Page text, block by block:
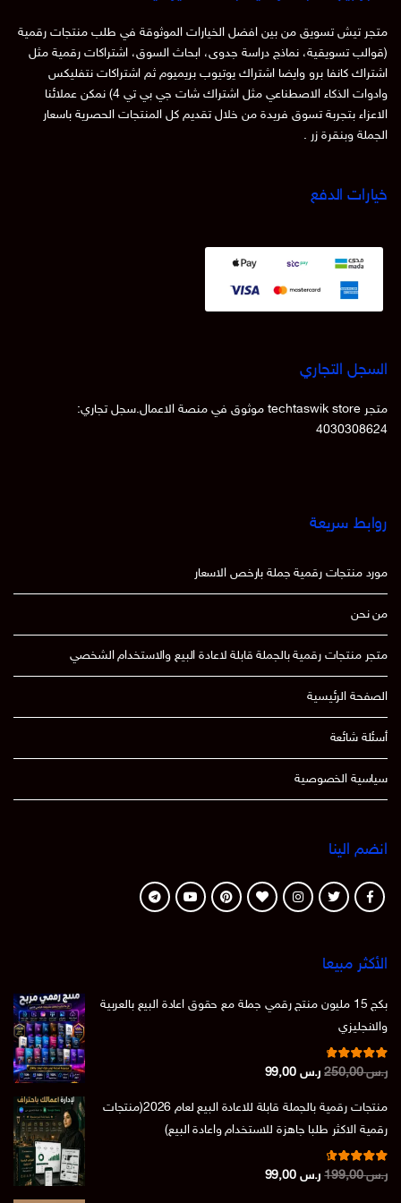
متجر تيش تسويق من بين افضل الخيارات الموثوقة في طلب منتجات رقمية
(قوالب تسويقية، نماذج دراسة جدوى، ابحاث السوق، اشتراكات رقمية مثل
اشتراك كانفا برو وايضا اشتراك يوتيوب بريميوم ثم اشتراكات نتفليكس
وادوات الذكاء الاصطناعي مثل اشتراك شات جي بي تي 4) نمكن عملائنا
الاعزاء بتجربة تسوق فريدة من خلال تقديم كل المنتجات الحصرية باسعار
الجملة وبنقرة زر .
خيارات الدفع
السجل التجاري
متجر techtaswik store موثوق في منصة الاعمال.سجل تجاري:
4030308624
روابط سريعة
مورد منتجات رقمية جملة بارخص الاسعار
من نحن
متجر منتجات رقمية بالجملة قابلة لاعادة البيع والاستخدام الشخصي
الصفحة الرئيسية
أسئلة شائعة
سياسية الخصوصية
انضم الينا
الأكثر مبيعا
بكج 15 مليون منتج رقمي جملة مع حقوق اعادة البيع بالعربية
والانجليزي
تم التقييم
4.86من 5ر.س250,00
السعر
هو:
ر.س 250,00.
ر.س 99,00
السعر
هو:
ر.س 99,00.
منتجات رقمية بالجملة قابلة للاعادة البيع لعام 2026(منتجات
رقمية الاكثر طلبا جاهزة للاستخدام واعادة البيع)
تم التقييم
4.73من 5ر.س199,00
السعر
ر.س 99,00
السعر